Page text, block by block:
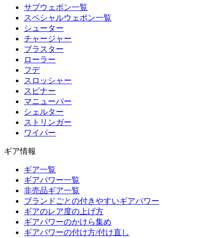
サブウェポン一覧
スペシャルウェポン一覧
シューター
チャージャー
ブラスター
ローラー
フデ
スロッシャー
スピナー
マニューバー
シェルター
ストリンガー
ワイパー
ギア情報
ギア一覧
ギアパワー一覧
非売品ギア一覧
ブランドごとの付きやすいギアパワー
ギアのレア度の上げ方
ギアパワーのかけら集め
ギアパワーの付け方/付け直し